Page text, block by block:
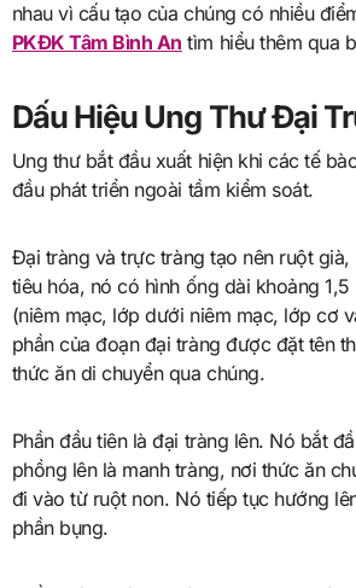
nhau vì cấu tạo của chúng có nhiều
PKĐK Tâm Bình An tìm hiểu thêm qua
Dấu Hiệu Ung Thư Đại
Ung thư bắt đầu xuất hiện khi các tế
đầu phát triển ngoài tầm kiểm soát.
Đại tràng và trực tràng tạo nên ruột già,
tiêu hóa, nó có hình ống dài khoảng
(niêm mạc, lớp dưới niêm mạc, lớp cơ
phần của đoạn đại tràng được đặt tên
thức ăn di chuyển qua chúng.
Phần đầu tiên là đại tràng lên. Nó bắt
phồng lên là manh tràng, nơi thức ăn
đi vào từ ruột non. Nó tiếp tục hướng
phần bụng.